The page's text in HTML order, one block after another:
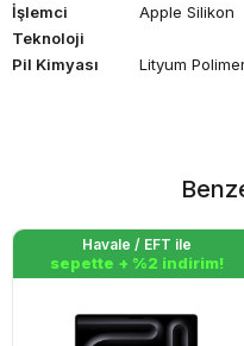
İşlemci
Teknoloji
Apple Silikon
Pil Kimyası
Lityum
Havale / EFT ile
sepette + %2 indirim!